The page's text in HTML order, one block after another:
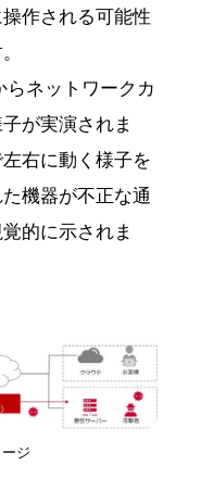
作される可能性
ネットワークカ
が実演されま
右に動く様子を
機器が不正な通
的に示されま
ジ